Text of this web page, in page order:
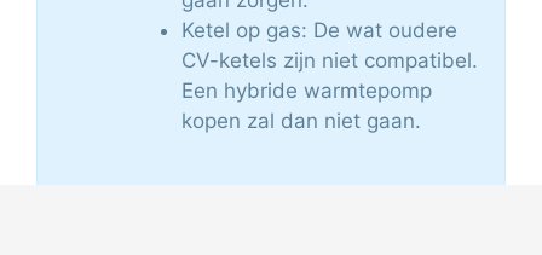
Ketel op gas: De wat oudere
CV-ketels zijn niet compatibel.
Een hybride warmtepomp
kopen zal dan niet gaan.